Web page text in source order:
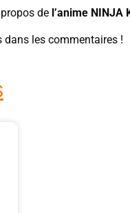
de l’anime NINJA
dans les commentaires !